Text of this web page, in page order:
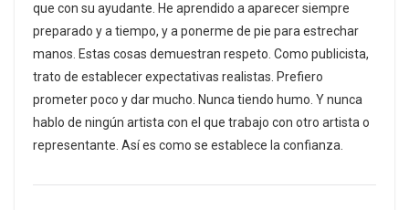
que con su ayudante. He aprendido a aparecer siempre
preparado y a tiempo, y a ponerme de pie para estrechar
manos. Estas cosas demuestran respeto. Como publicista,
trato de establecer expectativas realistas. Prefiero
prometer poco y dar mucho. Nunca tiendo humo. Y nunca
hablo de ningún artista con el que trabajo con otro artista o
representante. Así es como se establece la confianza.